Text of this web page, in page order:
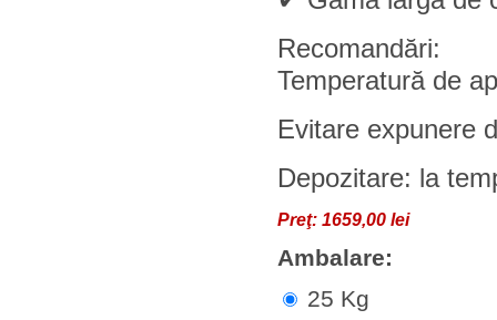
Recomandări:
Temperatură de
Evitare expunere
Depozitare: la
Preţ: 1659,00 lei
Ambalare:
25 Kg